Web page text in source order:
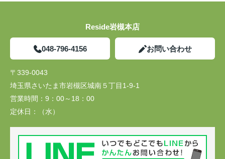
Reside岩槻本店
048-796-4156 お問い合わせ
〒339-0043
埼玉県さいたま市岩槻区城南５丁目1-9-1
営業時間： 9：00～18：00
定休日：
（水）